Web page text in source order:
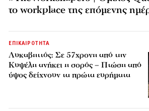
το workplace της επόμενης
ΕΠΙΚΑΙΡΟΤΗΤΑ
Λυκαβηττός: Σε 57χρονη από την
Κυψέλη ανήκει η σορός – Πτώση από
ύψος δείχνουν τα πρώτα ευρήματα